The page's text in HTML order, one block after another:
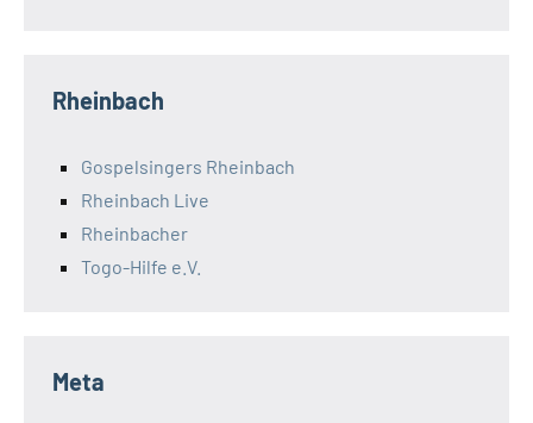
Rheinbach
Gospelsingers Rheinbach
Rheinbach Live
Rheinbacher
Togo-Hilfe e.V.
Meta